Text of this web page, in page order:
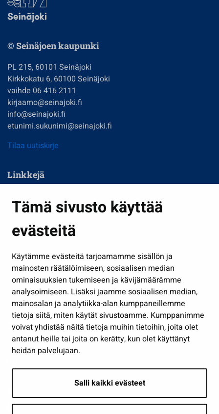
Tämä sivusto käyttää
evästeitä
Käytämme evästeitä tarjoamamme sisällön ja
mainosten räätälöimiseen, sosiaalisen median
ominaisuuksien tukemiseen ja kävijämäärämme
analysoimiseen. Lisäksi jaamme sosiaalisen median,
mainosalan ja analytiikka-alan kumppaneillemme
tietoja siitä, miten käytät sivustoamme. Kumppanimme
voivat yhdistää näitä tietoja muihin tietoihin, joita olet
antanut heille tai joita on kerätty, kun olet käyttänyt
heidän palvelujaan.
Salli kaikki evästeet
© Seinäjoen kaupunki
PL 215, 60101 Seinäjoki
Kirkkokatu 6, 60100 Seinäjoki
vaihde 06 416 2111
kirjaamo@seinajoki.fi
info@seinajoki.fi
etunimi.sukunimi@seinajoki.fi
Tilaa uutiskirje
Linkkejä
Kasvatus ja opetus
Kulttuuri ja liikunta
Työ ja yrittäminen
Osallistu ja asioi
Näytä omat evästeasetukseni
Seuraa meitä